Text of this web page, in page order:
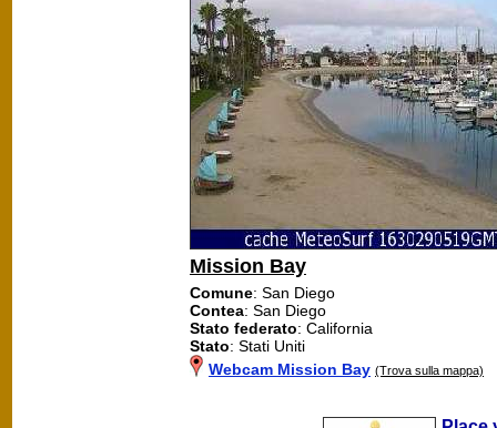
Mission Bay
Comune: San Diego
Contea: San Diego
Stato federato: California
Stato: Stati Uniti
Webcam Mission Bay (Trova sulla mappa)